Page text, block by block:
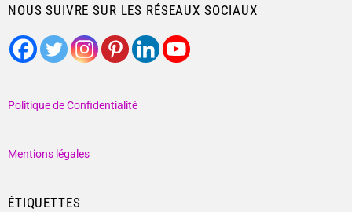
NOUS SUIVRE SUR LES RÉSEAUX SOCIAUX
Politique de Confidentialité
Mentions légales
ÉTIQUETTES